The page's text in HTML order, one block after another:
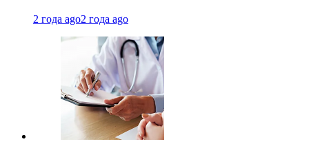
2 года ago2 года ago